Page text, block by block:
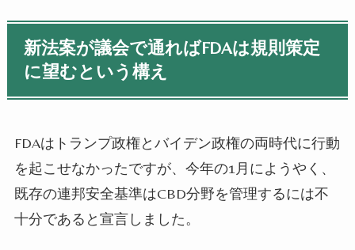
新法案が議会で通ればFDAは規則策定
に望むという構え
FDAはトランプ政権とバイデン政権の両時代に行動
を起こせなかったですが、今年の1月にようやく、
既存の連邦安全基準はCBD分野を管理するには不
十分であると宣言しました。